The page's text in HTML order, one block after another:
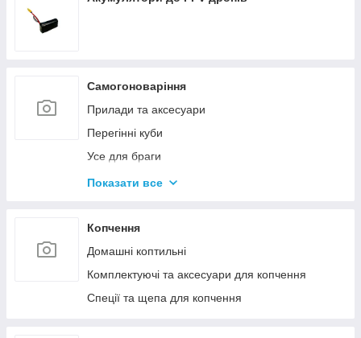
Самогоноваріння
Прилади та аксесуари
Перегінні куби
Усе для браги
Комплектуючі та запчастини
Колони без ємності
Показати все
Копчення
Домашні коптильні
Комплектуючі та аксесуари для копчення
Спеції та щепа для копчення